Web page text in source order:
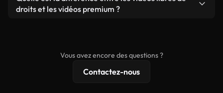
prêtes à l'emploi.
remixer nos vidéos. Assurez-vous simplement que
droits et les vidéos premium ?
résolution 4K et des protections de licence
Vous avez encore des questions ?
Contactez-nous